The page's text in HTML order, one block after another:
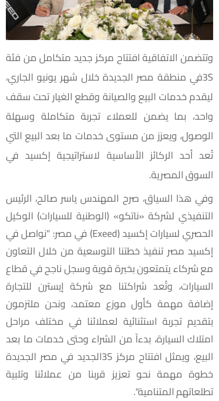
وتتضمن الاتفاقية افتتاح مركز جديد متكامل من فئة
3Sفي منطقة مصر الجديدة خلال شهر يونيو الجاري،
ليقدم خدمات البيع والصيانة وقطع الغيار تحت سقف
واحد، بما يضمن للعملاء تجربة متكاملة وسهلة
الوصول، ويعزز من مستوى خدمات ما بعد البيع التي
تُعد أحد الركائز الأساسية لاستراتيجية إكسيد في
السوق المصرية.
وفي هذا السياق، صرح المهندس ياسر صالح، الرئيس
التنفيذي لشركة «ناتكو» (الوطنية للسيارات) الوكيل
الحصري لسيارات إكسيد (Exeed) في مصر: "نواصل في
إكسيد مصر تنفيذ خطتنا التوسعية من خلال التعاون
مع شركاء يتمتعون بخبرة قوية وسجل ناجح في قطاع
السيارات، وتُعد شراكتنا مع شركة إيسترن للتجارة
إضافة مهمة كأول موزع معتمد، ونحن ملتزمون
بتقديم تجربة استثنائية لعملائنا في مختلف مراحل
امتلاك السيارة، بدءاً من الشراء وحتى خدمات ما بعد
البيع، ويمثل افتتاح مركز 3Sالجديد في مصر الجديدة
خطوة مهمة نحو تعزيز قربنا من عملائنا وتلبية
تطلعاتهم المتنامية".